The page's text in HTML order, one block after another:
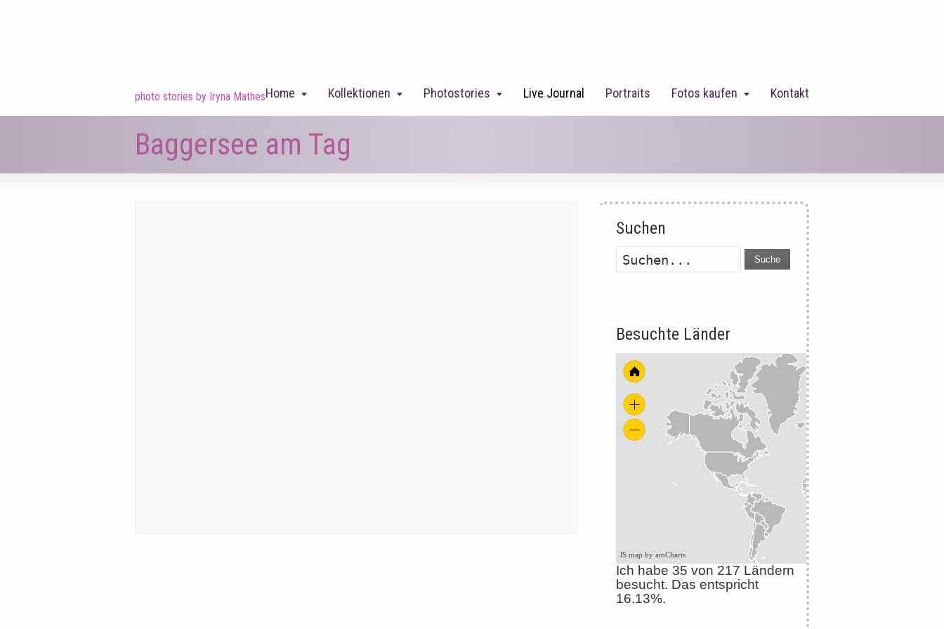
photo stories by Iryna MathesHome Kollektionen Photostories Live Journal Portraits Fotos kaufen Kontakt
Baggersee am Tag
Suchen
Suche
Besuchte Länder
JS map by amCharts
Ich habe 35 von 217 Ländern
besucht. Das entspricht
16.13%.